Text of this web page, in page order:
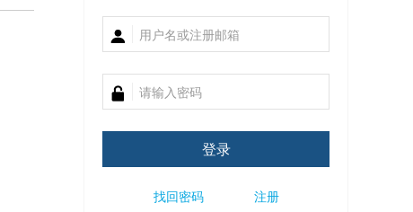
登录
找回密码 注册